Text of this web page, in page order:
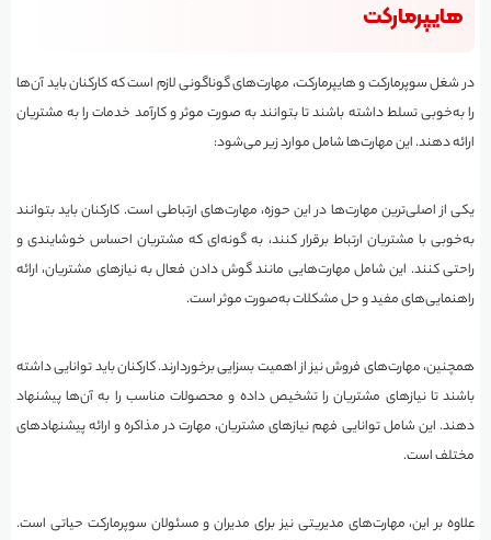
هایپرمارکت
در شغل سوپرمارکت و هایپرمارکت، مهارت‌های گوناگونی لازم است که کارکنان باید آن‌ها
را به‌خوبی تسلط داشته باشند تا بتوانند به صورت موثر و کارآمد خدمات را به مشتریان
ارائه دهند. این مهارت‌ها شامل موارد زیر می‌شود:
یکی از اصلی‌ترین مهارت‌ها در این حوزه، مهارت‌های ارتباطی است. کارکنان باید بتوانند
به‌خوبی با مشتریان ارتباط برقرار کنند، به گونه‌ای که مشتریان احساس خوشایندی و
راحتی کنند. این شامل مهارت‌هایی مانند گوش دادن فعال به نیازهای مشتریان، ارائه
راهنمایی‌های مفید و حل مشکلات به‌صورت موثر است.
همچنین، مهارت‌های فروش نیز از اهمیت بسزایی برخوردارند. کارکنان باید توانایی داشته
باشند تا نیازهای مشتریان را تشخیص داده و محصولات مناسب را به آن‌ها پیشنهاد
دهند. این شامل توانایی فهم نیازهای مشتریان، مهارت در مذاکره و ارائه پیشنهادهای
مختلف است.
علاوه بر این، مهارت‌های مدیریتی نیز برای مدیران و مسئولان سوپرمارکت حیاتی است.